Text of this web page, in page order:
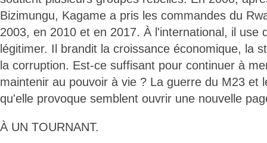
Bizimungu, Kagame a pris les commandes du
2003, en 2010 et en 2017. À l'international, il use
légitimer. Il brandit la croissance économique, la
la corruption. Est-ce suffisant pour continuer à
maintenir au pouvoir à vie ? La guerre du M23 et
qu'elle provoque semblent ouvrir une nouvelle
À UN TOURNANT.